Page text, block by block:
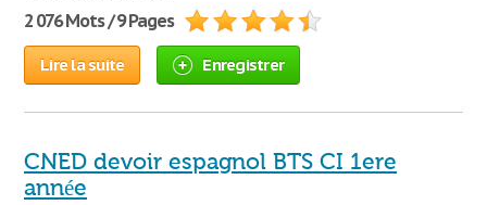
2 076 Mots / 9 Pages
Lire la suite Enregistrer
CNED devoir espagnol BTS CI 1ere
année